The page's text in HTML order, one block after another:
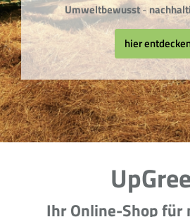
Umweltbewusst-
hier
Ihr Online-Shop für